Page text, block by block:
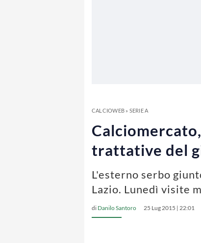
CALCIOWEB» SERIE A
trattative del
L'esterno serbo
Lazio. Lunedì visite
di Danilo Santoro 25 Lug 2015 | 22:01